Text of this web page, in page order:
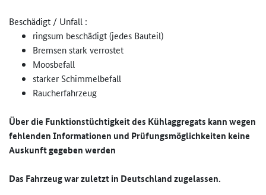
Beschädigt / Unfall :
ringsum beschädigt (jedes Bauteil)
Bremsen stark verrostet
Moosbefall
starker Schimmelbefall
Raucherfahrzeug
Über die Funktionstüchtigkeit des Kühlaggregats kann wegen
fehlenden Informationen und Prüfungsmöglichkeiten keine
Auskunft gegeben werden
Das Fahrzeug war zuletzt in Deutschland zugelassen.